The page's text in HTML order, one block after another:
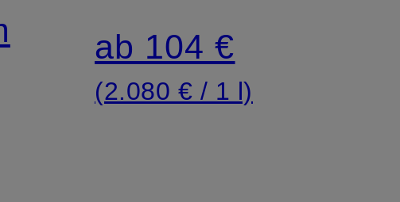
ab 104 €
(2.080 € / 1 l)